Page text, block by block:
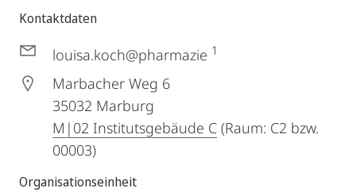
Kontaktdaten
louisa.koch@pharmazie 1
Marbacher Weg 6
35032 Marburg
M|02 Institutsgebäude C (Raum: C2 bzw.
00003)
Organisationseinheit